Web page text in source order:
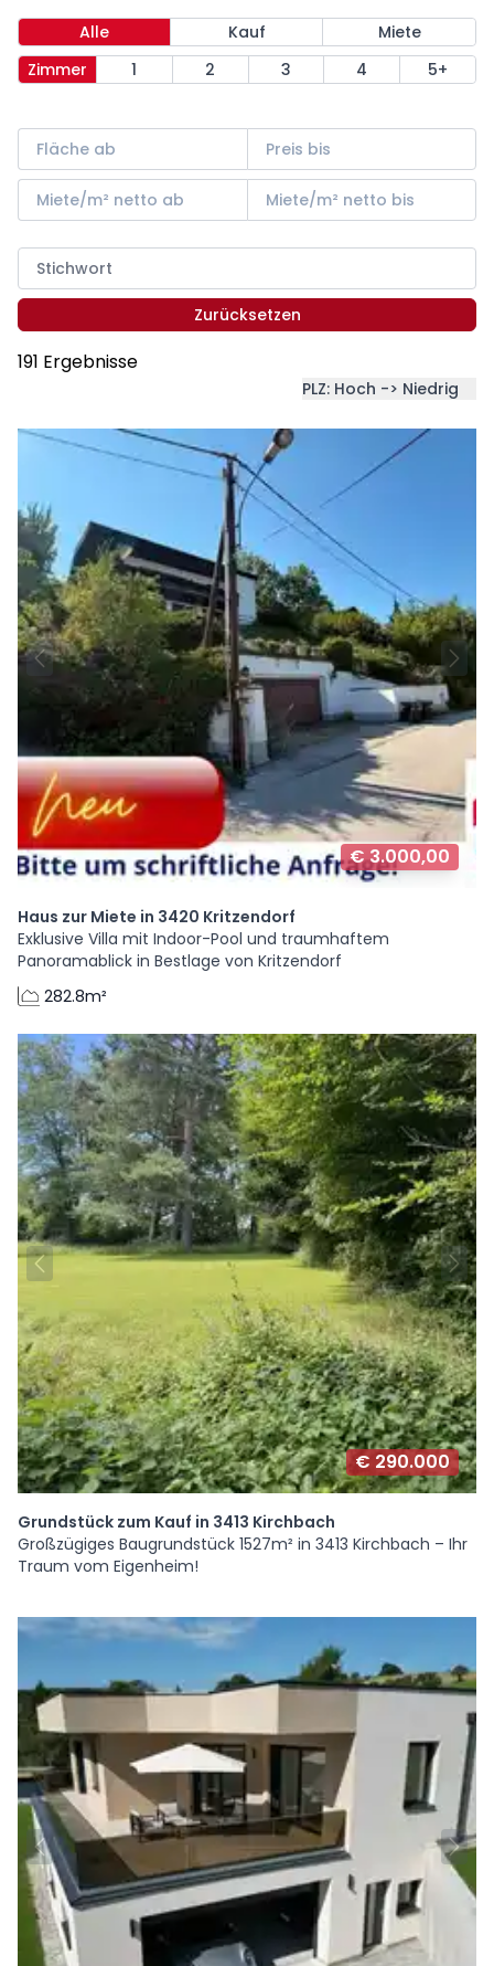
Alle Kauf
Miete
Zimmer
1 2 3 4 5+
Zurücksetzen
191 Ergebnisse
PLZ: Hoch -> Niedrig
€ 3.000,00
Haus zur Miete in 3420 Kritzendorf
Exklusive Villa mit Indoor-Pool und traumhaftem
Panoramablick in Bestlage von Kritzendorf
282.8m²
€ 290.000
Grundstück zum Kauf in 3413 Kirchbach
Großzügiges Baugrundstück 1527m² in 3413 Kirchbach – Ihr
Traum vom Eigenheim!